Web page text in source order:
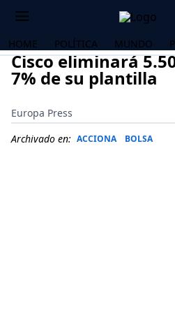
HOME POLÍTICA MUNDO
Cisco eliminará
7% de su plantilla
Europa Press
Archivado en: ACCIONA BOLSA